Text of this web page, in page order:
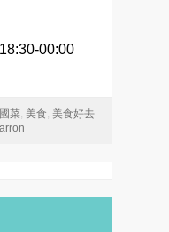
00:00
菜, 美食, 美食好去